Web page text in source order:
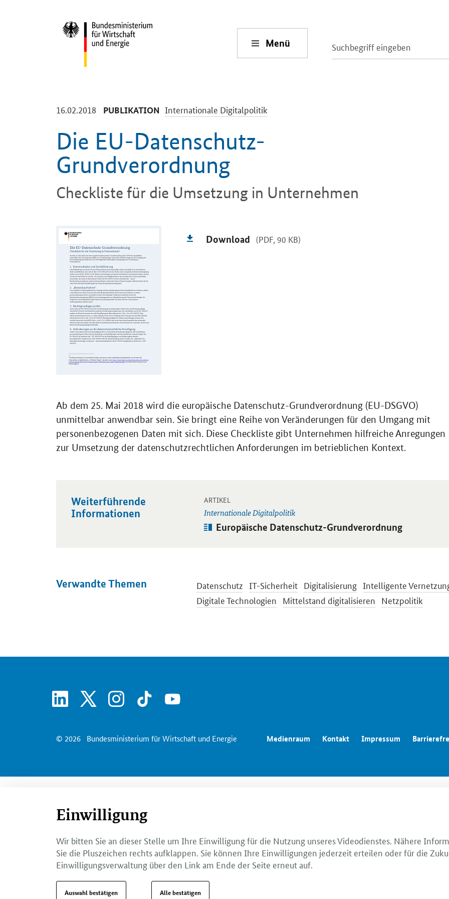
Menü
16.02.2018 -
PUBLIKATION -
Internationale Digitalpolitik
Die EU-Datenschutz-
Grundverordnung
Checkliste für die Umsetzung in Unternehmen
Download (PDF, 90 KB)
Ab dem 25. Mai 2018 wird die europäische Datenschutz-Grundverordnung (EU-DSGVO)
unmittelbar anwendbar sein. Sie bringt eine Reihe von Veränderungen für den Umgang mit
personenbezogenen Daten mit sich. Diese Checkliste gibt Unternehmen hilfreiche Anregungen
zur Umsetzung der datenschutzrechtlichen Anforderungen im betrieblichen Kontext.
Weiterführende
Informationen
ARTIKEL
Internationale Digitalpolitik
Artikel:
Europäische Datenschutz-Grundverordnung
Öffnet Einzelsicht
Verwandte Themen Datenschutz IT-Sicherheit Digitalisierung Intelligente
Digitale Technologien Mittelstand digitalisieren Netzpolitik
linkedin instagram tiktok youtube
© 2026 Bundesministerium für Wirtschaft und Energie Medienraum Kontakt Impressum
Einwilligung
Wir bitten Sie an dieser Stelle um Ihre Einwilligung für die Nutzung unseres Videodienstes. Nähere
Sie die Pluszeichen rechts aufklappen. Sie können Ihre Einwilligungen jederzeit erteilen oder für die
Einwilligungsverwaltung über den Link am Ende der Seite erneut auf.
Auswahl bestätigen Alle bestätigen